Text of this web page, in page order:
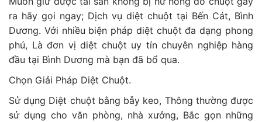
ra hãy gọi ngay; Dịch vụ diệt chuột tại Bến Cát, Bình
Dương. Với nhiều biện pháp diệt chuột đa dạng phong
phú, Là đơn vị diệt chuột uy tín chuyên nghiệp hàng
đầu tại Bình Dương mà bạn đã bổ qua.
Chọn Giải Pháp Diệt Chuột.
Sử dụng Diệt chuột bằng bẫy keo, Thông thường được
sử dụng cho văn phòng, nhà xưởng, Bắc gọn những